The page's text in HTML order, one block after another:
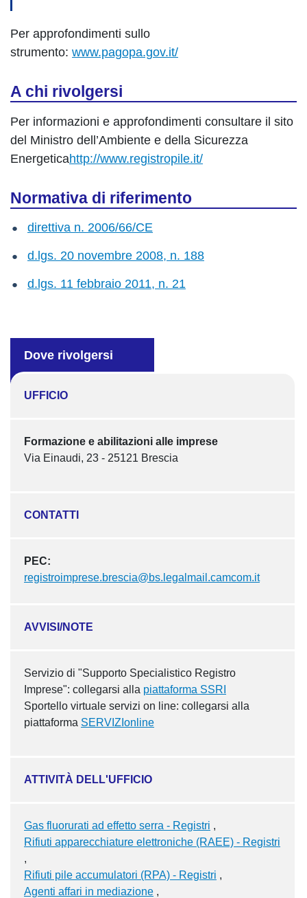
Per approfondimenti sullo
strumento: www.pagopa.gov.it/
A chi rivolgersi
Per informazioni e approfondimenti consultare il sito
del Ministro dell’Ambiente e della Sicurezza
Energeticahttp://www.registropile.it/
Normativa di riferimento
direttiva n. 2006/66/CE
d.lgs. 20 novembre 2008, n. 188
d.lgs. 11 febbraio 2011, n. 21
Dove rivolgersi
UFFICIO
Formazione e abilitazioni alle imprese
Via Einaudi, 23 - 25121 Brescia
CONTATTI
PEC:
registroimprese.brescia@bs.legalmail.camcom.it
AVVISI/NOTE
Servizio di "Supporto Specialistico Registro
Imprese": collegarsi alla piattaforma SSRI
Sportello virtuale servizi on line: collegarsi alla
piattaforma SERVIZIonline
ATTIVITÀ DELL'UFFICIO
Gas fluorurati ad effetto serra - Registri
Rifiuti apparecchiature elettroniche (RAEE) - Registri
Rifiuti pile accumulatori (RPA) - Registri
Agenti affari in mediazione